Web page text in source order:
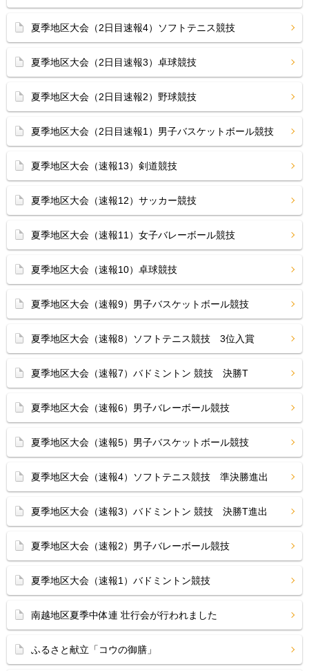
夏季地区大会（2日目速報4）ソフトテニス競技
夏季地区大会（2日目速報3）卓球競技
夏季地区大会（2日目速報2）野球競技
夏季地区大会（2日目速報1）男子バスケットボール競技
夏季地区大会（速報13）剣道競技
夏季地区大会（速報12）サッカー競技
夏季地区大会（速報11）女子バレーボール競技
夏季地区大会（速報10）卓球競技
夏季地区大会（速報9）男子バスケットボール競技
夏季地区大会（速報8）ソフトテニス競技 3位入賞
夏季地区大会（速報7）バドミントン 競技 決勝T
夏季地区大会（速報6）男子バレーボール競技
夏季地区大会（速報5）男子バスケットボール競技
夏季地区大会（速報4）ソフトテニス競技 準決勝進出
夏季地区大会（速報3）バドミントン 競技 決勝T進出
夏季地区大会（速報2）男子バレーボール競技
夏季地区大会（速報1）バドミントン競技
南越地区夏季中体連 壮行会が行われました
ふるさと献立「コウの御膳」